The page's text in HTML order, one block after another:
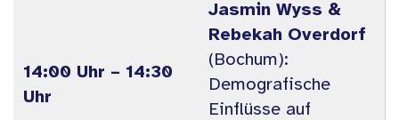
14:00 Uhr – 14:30
Uhr
Jasmin Wyss &
Rebekah Overdorf
(Bochum):
Demografische
Einflüsse auf